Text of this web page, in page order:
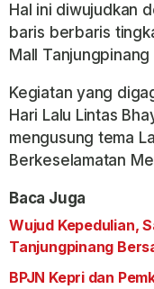
Hal ini diwujudkan
baris berbaris
Mall
Kegiatan yang
Hari Lalu Lintas
mengusung tema
Berkeselamatan
Baca Juga
Wujud Kepedulian,
Tanjungpinang
BPJN Kepri dan